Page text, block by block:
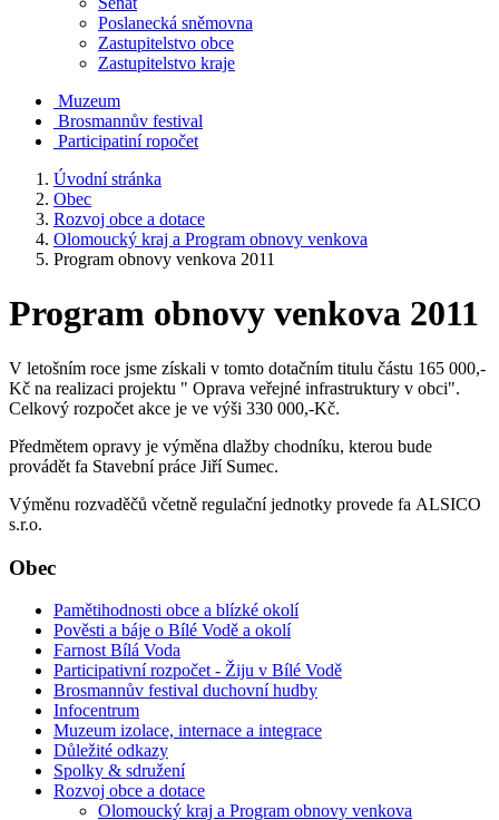
Poslanecká sněmovna
Zastupitelstvo obce
Zastupitelstvo kraje
Muzeum
Brosmannův festival
Participatiní ropočet
Úvodní stránka
Obec
Rozvoj obce a dotace
Olomoucký kraj a Program obnovy venkova
Program obnovy venkova 2011
Program obnovy venkova 2011
V letošním roce jsme získali v tomto dotačním titulu částu 165 000,-
Kč na realizaci projektu " Oprava veřejné infrastruktury v obci".
Celkový rozpočet akce je ve výši 330 000,-Kč.
Předmětem opravy je výměna dlažby chodníku, kterou bude
provádět fa Stavební práce Jiří Sumec.
Výměnu rozvaděčů včetně regulační jednotky provede fa ALSICO
s.r.o.
Obec
Pamětihodnosti obce a blízké okolí
Pověsti a báje o Bílé Vodě a okolí
Farnost Bílá Voda
Participativní rozpočet - Žiju v Bílé Vodě
Brosmannův festival duchovní hudby
Infocentrum
Muzeum izolace, internace a integrace
Důležité odkazy
Spolky & sdružení
Rozvoj obce a dotace
Olomoucký kraj a Program obnovy venkova